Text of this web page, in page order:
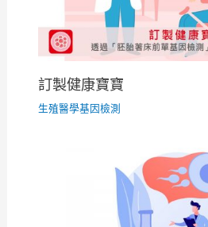
訂製健康寶寶
生殖醫學基因檢測